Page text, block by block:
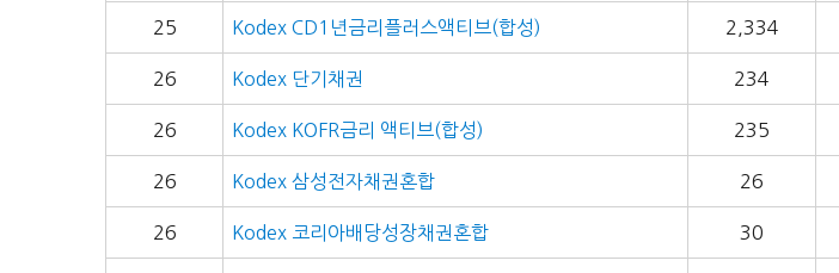
25 Kodex CD1년금리플러스액티브(합성) 2,334
26 Kodex 단기채권 234
26 Kodex KOFR금리 액티브(합성) 235
26 Kodex 삼성전자채권혼합 26
26 Kodex 코리아배당성장채권혼합 30